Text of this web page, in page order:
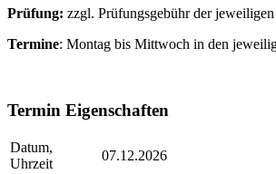
Prüfung: zzgl. Prüfungsgebühr der
Termine: Montag bis Mittwoch in den
Termin Eigenschaften
Datum,
Uhrzeit
07.12.2026